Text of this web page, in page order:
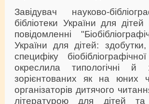
Завідувач науково-
бібліотеки України для
повідомленні
України для дітей:
специфіку
окреслила типологічні й
зорієнтованих як на юних
організаторів дитячого
літературою для дітей